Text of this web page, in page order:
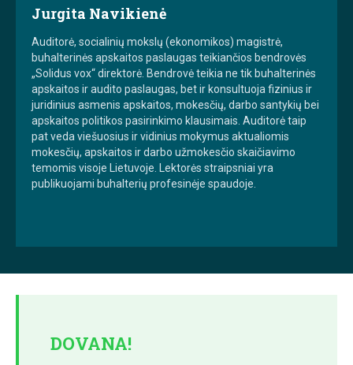
Jurgita Navikienė
Auditorė, socialinių mokslų (ekonomikos) magistrė,
buhalterinės apskaitos paslaugas teikiančios bendrovės
„Solidus vox“ direktorė. Bendrovė teikia ne tik buhalterinės
apskaitos ir audito paslaugas, bet ir konsultuoja fizinius ir
juridinius asmenis apskaitos, mokesčių, darbo santykių bei
apskaitos politikos pasirinkimo klausimais. Auditorė taip
pat veda viešuosius ir vidinius mokymus aktualiomis
mokesčių, apskaitos ir darbo užmokesčio skaičiavimo
temomis visoje Lietuvoje. Lektorės straipsniai yra
publikuojami buhalterių profesinėje spaudoje.
DOVANA!